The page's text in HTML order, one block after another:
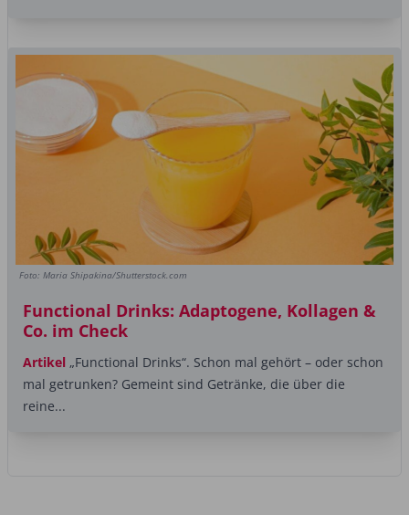
Foto: Maria Shipakina/Shutterstock.com
Functional Drinks: Adaptogene, Kollagen &
Co. im Check
Artikel „Functional Drinks“. Schon mal gehört – oder schon
mal getrunken? Gemeint sind Getränke, die über die
reine...